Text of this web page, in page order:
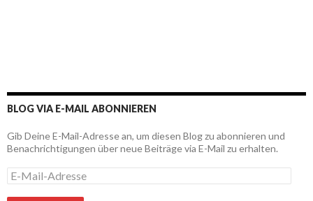
BLOG VIA E-MAIL ABONNIEREN
Gib Deine E-Mail-Adresse an, um diesen Blog zu abonnieren und
Benachrichtigungen über neue Beiträge via E-Mail zu erhalten.
E
-
M